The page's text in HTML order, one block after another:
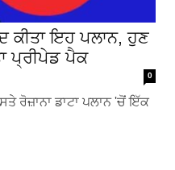
ਕੀਤਾ ਇਹ ਪਲਾਨ, ਹੁਣ
ਪ੍ਰੀਪੇਡ ਪੈਕ
0
ਰੋਜ਼ਾਨਾ ਡਾਟਾ ਪਲਾਨ 'ਚੋਂ ਇੱਕ